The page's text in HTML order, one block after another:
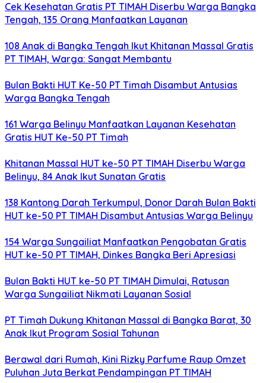
Cek Kesehatan Gratis PT TIMAH Diserbu Warga Bangka
Tengah, 135 Orang Manfaatkan Layanan
108 Anak di Bangka Tengah Ikut Khitanan Massal Gratis
PT TIMAH, Warga: Sangat Membantu
Bulan Bakti HUT Ke-50 PT Timah Disambut Antusias
Warga Bangka Tengah
161 Warga Belinyu Manfaatkan Layanan Kesehatan
Gratis HUT Ke-50 PT Timah
Khitanan Massal HUT ke-50 PT TIMAH Diserbu Warga
Belinyu, 84 Anak Ikut Sunatan Gratis
138 Kantong Darah Terkumpul, Donor Darah Bulan Bakti
HUT ke-50 PT TIMAH Disambut Antusias Warga Belinyu
154 Warga Sungailiat Manfaatkan Pengobatan Gratis
HUT ke-50 PT TIMAH, Dinkes Bangka Beri Apresiasi
Bulan Bakti HUT ke-50 PT TIMAH Dimulai, Ratusan
Warga Sungailiat Nikmati Layanan Sosial
PT Timah Dukung Khitanan Massal di Bangka Barat, 30
Anak Ikut Program Sosial Tahunan
Berawal dari Rumah, Kini Rizky Parfume Raup Omzet
Puluhan Juta Berkat Pendampingan PT TIMAH